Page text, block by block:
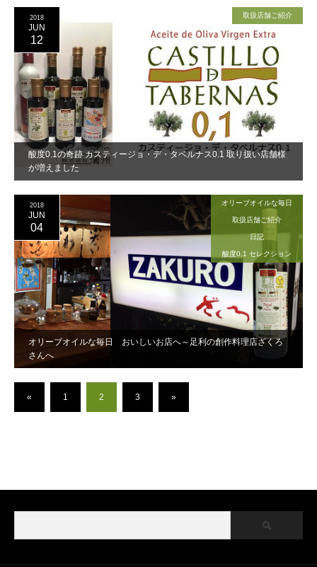
酸度0.1の奇跡 カスティージョ・デ・タベルナス0.1 取り扱い店舗様
が増えました
2018
JUN
12
取扱店舗ご紹介
オリーブオイルな毎日 おいしいお店へ～足利の創作料理店ざくろ
さんへ
2018
JUN
04
オリーブオイルな毎日
取扱店舗ご紹介
日記
酸度0.1 セレクション
« 1 2 3 »